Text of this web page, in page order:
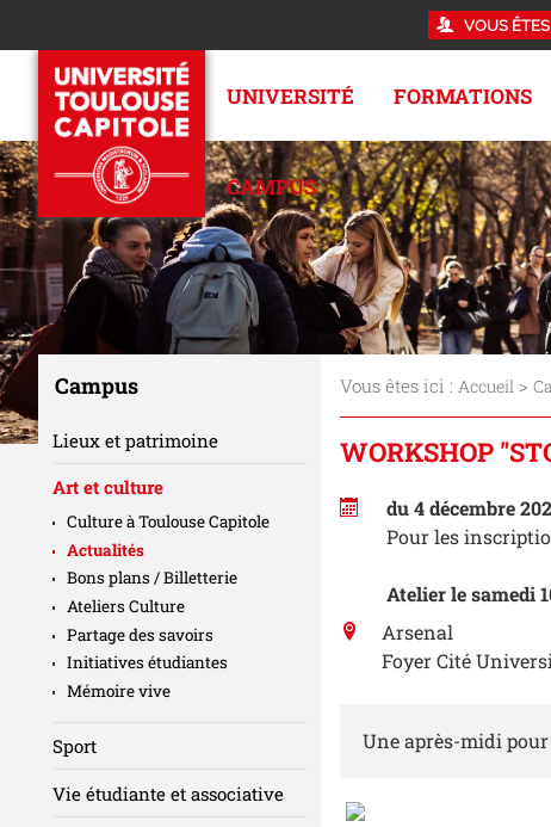
VOUS ÊTES
UNIVERSITÉ FORMATIONS
CAMPUS
Vous êtes ici : Accueil>
WORKSHOP
du 4 décembre
Pour les
Atelier le samedi
Arsenal
Foyer Cité
Une après-midi
Campus
Lieux et patrimoine
Art et culture
Culture à Toulouse Capitole
Actualités
Bons plans / Billetterie
Ateliers Culture
Partage des savoirs
Initiatives étudiantes
Mémoire vive
Sport
Vie étudiante et associative